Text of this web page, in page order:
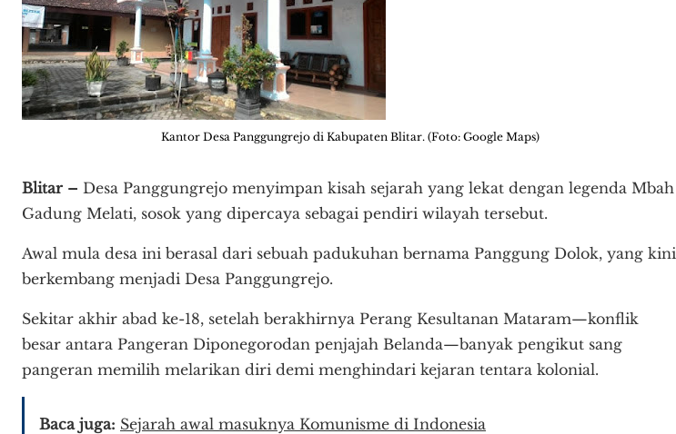
Kantor Desa Panggungrejo di Kabupaten Blitar. (Foto: Google Maps)
Blitar – Desa Panggungrejo menyimpan kisah sejarah yang lekat dengan legenda Mbah
Gadung Melati, sosok yang dipercaya sebagai pendiri wilayah tersebut.
Awal mula desa ini berasal dari sebuah padukuhan bernama Panggung Dolok, yang kini
berkembang menjadi Desa Panggungrejo.
Sekitar akhir abad ke-18, setelah berakhirnya Perang Kesultanan Mataram—konflik
besar antara Pangeran Diponegorodan penjajah Belanda—banyak pengikut sang
pangeran memilih melarikan diri demi menghindari kejaran tentara kolonial.
Baca juga: Sejarah awal masuknya Komunisme di Indonesia